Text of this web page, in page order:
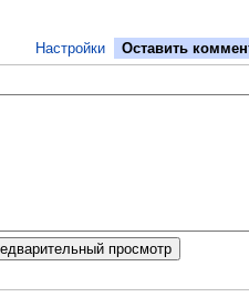
Оставить
Настройки